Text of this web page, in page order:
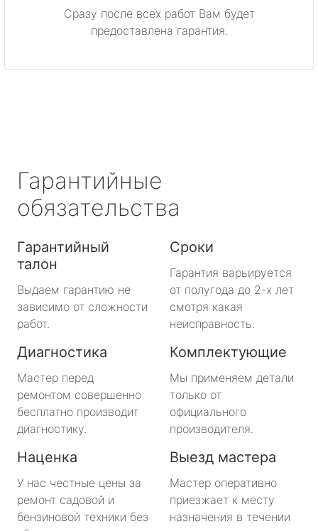
Сразу после всех работ Вам будет
предоставлена гарантия.
Гарантийные
обязательства
Гарантийный
талон
Выдаем гарантию не
зависимо от сложности
работ.
Сроки
Гарантия варьируется
от полугода до 2-х лет
смотря какая
неисправность.
Диагностика
Мастер перед
ремонтом совершенно
бесплатно производит
диагностику.
Комплектующие
Мы применяем детали
только от
официального
производителя.
Наценка
У нас честные цены за
ремонт садовой и
бензиновой техники без
Выезд мастера
Мастер оперативно
приезжает к месту
назначения в течении